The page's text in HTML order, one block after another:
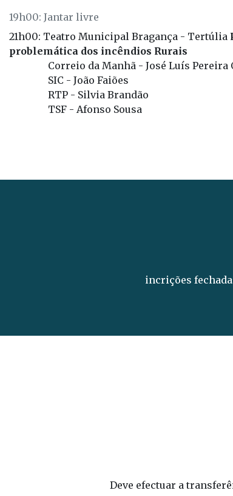
19h00: Jantar livre
21h00: Teatro Municipal Bragança - Tertúlia
problemática dos incêndios Rurais
Correio da Manhã - José Luís Pereira
SIC - João Faiões
RTP - Silvia Brandão
TSF - Afonso Sousa
incrições
Deve efectuar a